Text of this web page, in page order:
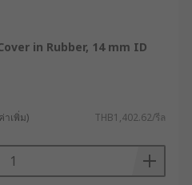
in Rubber, 14 mm ID
าเพิ่ม) THB1,402.62/รีล